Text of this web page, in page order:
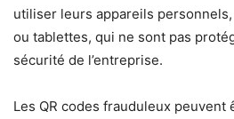
utiliser leurs appareils
ou tablettes, qui ne sont pas
sécurité de l’entreprise.
Les QR codes frauduleux